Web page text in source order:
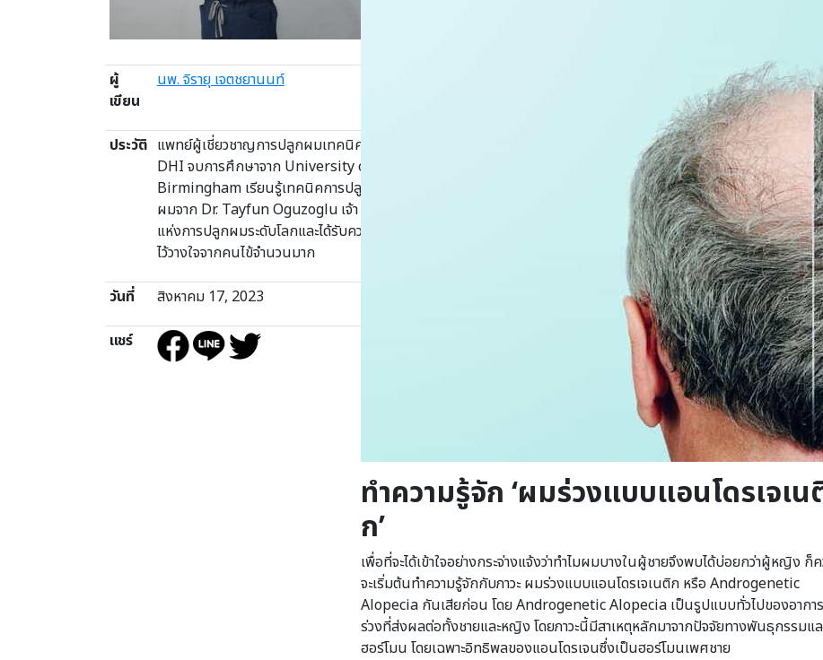
ผู้
เขียน
นพ. จิรายุ เจตชยานนท์
ประวัติ แพทย์ผู้เชี่ยวชาญการปลูกผมเทคนิค
DHI จบการศึกษาจาก University of
Birmingham เรียนรู้เทคนิคการปลูก
ผมจาก Dr. Tayfun Oguzoglu เจ้า
แห่งการปลูกผมระดับโลกและได้รับความ
ไว้วางใจจากคนไข้จำนวนมาก
วันที่ สิงหาคม 17, 2023
แชร์
ทำความรู้จัก ‘ผมร่วงแบบแอนโดรเจเน
ก’
เพื่อที่จะได้เข้าใจอย่างกระจ่างแจ้งว่าทำไมผมบางในผู้ชายจึงพบได้บ่อยกว่าผู้หญิง ก็
จะเริ่มต้นทำความรู้จักกับภาวะ ผมร่วงแบบแอนโดรเจเนติก หรือ Androgenetic
Alopecia กันเสียก่อน โดย Androgenetic Alopecia เป็นรูปแบบทั่วไปของอากา
ร่วงที่ส่งผลต่อทั้งชายและหญิง โดยภาวะนี้มีสาเหตุหลักมาจากปัจจัยทางพันธุกรรมแ
ฮอร์โมน โดยเฉพาะอิทธิพลของแอนโดรเจนซึ่งเป็นฮอร์โมนเพศชาย